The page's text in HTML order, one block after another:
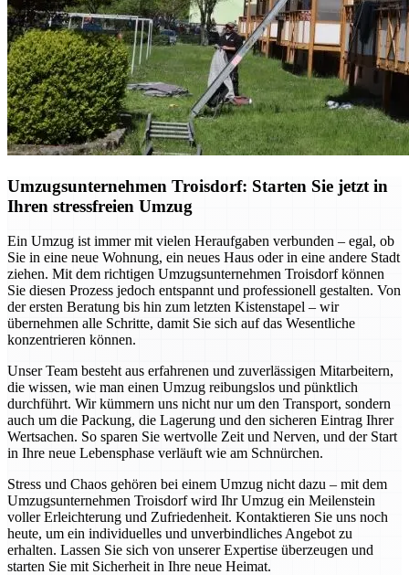
Umzugsunternehmen Troisdorf: Starten Sie jetzt in
Ihren stressfreien Umzug
Ein Umzug ist immer mit vielen Heraufgaben verbunden – egal, ob
Sie in eine neue Wohnung, ein neues Haus oder in eine andere Stadt
ziehen. Mit dem richtigen Umzugsunternehmen Troisdorf können
Sie diesen Prozess jedoch entspannt und professionell gestalten. Von
der ersten Beratung bis hin zum letzten Kistenstapel – wir
übernehmen alle Schritte, damit Sie sich auf das Wesentliche
konzentrieren können.
Unser Team besteht aus erfahrenen und zuverlässigen Mitarbeitern,
die wissen, wie man einen Umzug reibungslos und pünktlich
durchführt. Wir kümmern uns nicht nur um den Transport, sondern
auch um die Packung, die Lagerung und den sicheren Eintrag Ihrer
Wertsachen. So sparen Sie wertvolle Zeit und Nerven, und der Start
in Ihre neue Lebensphase verläuft wie am Schnürchen.
Stress und Chaos gehören bei einem Umzug nicht dazu – mit dem
Umzugsunternehmen Troisdorf wird Ihr Umzug ein Meilenstein
voller Erleichterung und Zufriedenheit. Kontaktieren Sie uns noch
heute, um ein individuelles und unverbindliches Angebot zu
erhalten. Lassen Sie sich von unserer Expertise überzeugen und
starten Sie mit Sicherheit in Ihre neue Heimat.